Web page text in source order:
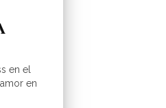
en el
en